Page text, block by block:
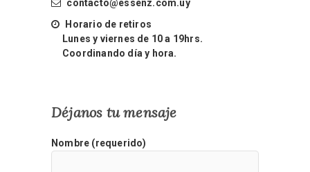
contacto@essenz.com.uy
Horario de retiros
Lunes y viernes de 10 a 19hrs.
Coordinando día y hora.
Déjanos tu mensaje
Nombre (requerido)